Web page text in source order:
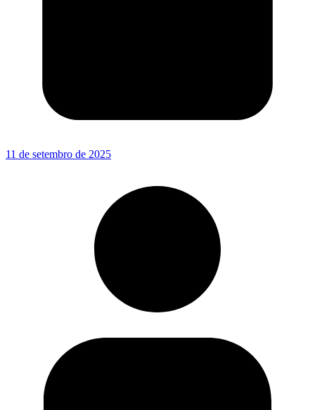
11 de setembro de 2025